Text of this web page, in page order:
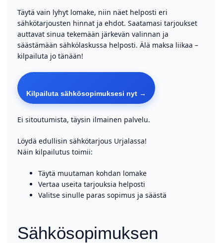
Täytä vain lyhyt lomake, niin näet helposti eri
sähkötarjousten hinnat ja ehdot. Saatamasi tarjoukset
auttavat sinua tekemään järkevän valinnan ja
säästämään sähkölaskussa helposti. Älä maksa liikaa –
kilpailuta jo tänään!
Kilpailuta sähkösopimuksesi nyt →
Ei sitoutumista, täysin ilmainen palvelu.
Löydä edullisin sähkötarjous Urjalassa!
Näin kilpailutus toimii:
Täytä muutaman kohdan lomake
Vertaa useita tarjouksia helposti
Valitse sinulle paras sopimus ja säästä
Sähkösopimuksen